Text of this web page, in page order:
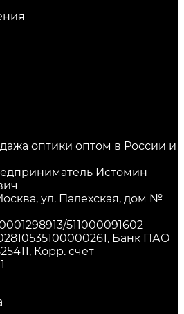
оптики оптом в России и
Истомин
ул. Палехская, дом №
511000091602
Банк ПАО
Корр. счет